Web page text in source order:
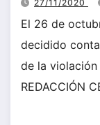
27/11/2020
El 26 de
decidido
de la
REDACCIÓN